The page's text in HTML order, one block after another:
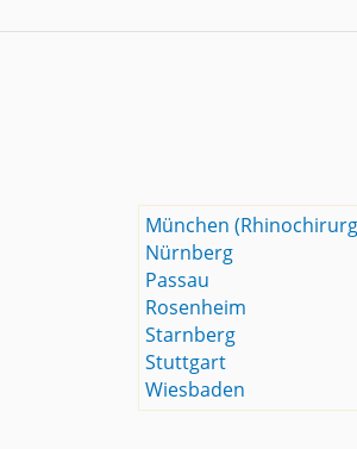
München
Nürnberg
Passau
Rosenheim
Starnberg
Stuttgart
Wiesbaden